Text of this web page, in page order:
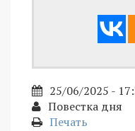
25/06/2025 -
Повестка дня
Печать